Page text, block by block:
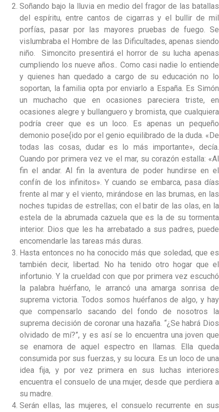
Soñando bajo la lluvia en medio del fragor de las batallas
del espíritu, entre cantos de cigarras y el bullir de mil
porfías, pasar por las mayores pruebas de fuego. Se
vislumbraba el Hombre de las Dificultades, apenas siendo
niño. Simoncito presentirá el horror de su lucha apenas
cumpliendo los nueve años.. Como casi nadie lo entiende
y quienes han quedado a cargo de su educación no lo
soportan, la familia opta por enviarlo a España. Es Simón
un muchacho que en ocasiones pareciera triste, en
ocasiones alegre y bullanguero y bromista, que cualquiera
podría creer que es un loco. Es apenas un pequeño
demonio pose{ido por el genio equilibrado de la duda. «De
todas las cosas, dudar es lo más importante», decía.
Cuando por primera vez ve el mar, su corazón estalla: «Al
fin el andar. Al fin la aventura de poder hundirse en el
confín de los infinitos». Y cuando se embarca, pasa días
frente al mar y el viento, mirándose en las brumas, en las
noches tupidas de estrellas; con el batir de las olas, en la
estela de la abrumada cazuela que es la de su tormenta
interior. Dios que les ha arrebatado a sus padres, puede
encomendarle las tareas más duras.
Hasta entonces no ha conocido más que soledad, que es
también decir, libertad. No ha tenido otro hogar que el
infortunio. Y la crueldad con que por primera vez escuchó
la palabra huérfano, le arrancó una amarga sonrisa de
suprema victoria. Todos somos huérfanos de algo, y hay
que compensarlo sacando del fondo de nosotros la
suprema decisión de coronar una hazaña. “¿Se habrá Dios
olvidado de mí?”, y es así se lo encuentra una joven que
se enamora de aquel espectro en llamas. Ella queda
consumida por sus fuerzas, y su locura. Es un loco de una
idea fija, y por vez primera en sus luchas interiores
encuentra el consuelo de una mujer, desde que perdiera a
su madre.
Serán ellas, las mujeres, el consuelo recurrente en sus